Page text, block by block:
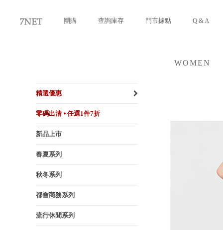
團購 查詢庫存 門市據點 Q & A
WOMEN
精選優惠
零碼出清 ⦁ 任選1件7折
新品上市
春夏系列
秋冬系列
都會商務系列
流行休閒系列